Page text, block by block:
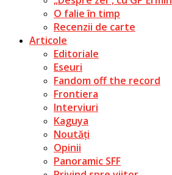
O falie în timp
Recenzii de carte
Articole
Editoriale
Eseuri
Fandom off the record
Frontiera
Interviuri
Kaguya
Noutăți
Opinii
Panoramic SFF